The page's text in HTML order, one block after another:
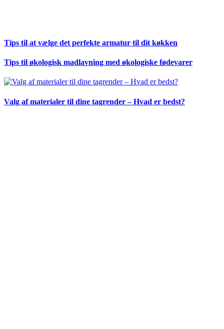
Tips til at vælge det perfekte armatur til dit køkken
Tips til økologisk madlavning med økologiske fødevarer
Valg af materialer til dine tagrender – Hvad er bedst?